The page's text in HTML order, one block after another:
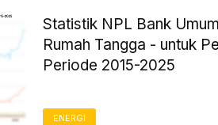
Statistik NPL Bank
Rumah Tangga - untuk
Periode 2015-2025
ENERGI